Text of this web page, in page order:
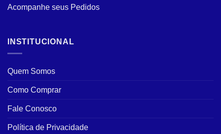
Acompanhe seus Pedidos
INSTITUCIONAL
Quem Somos
Como Comprar
Fale Conosco
Política de Privacidade